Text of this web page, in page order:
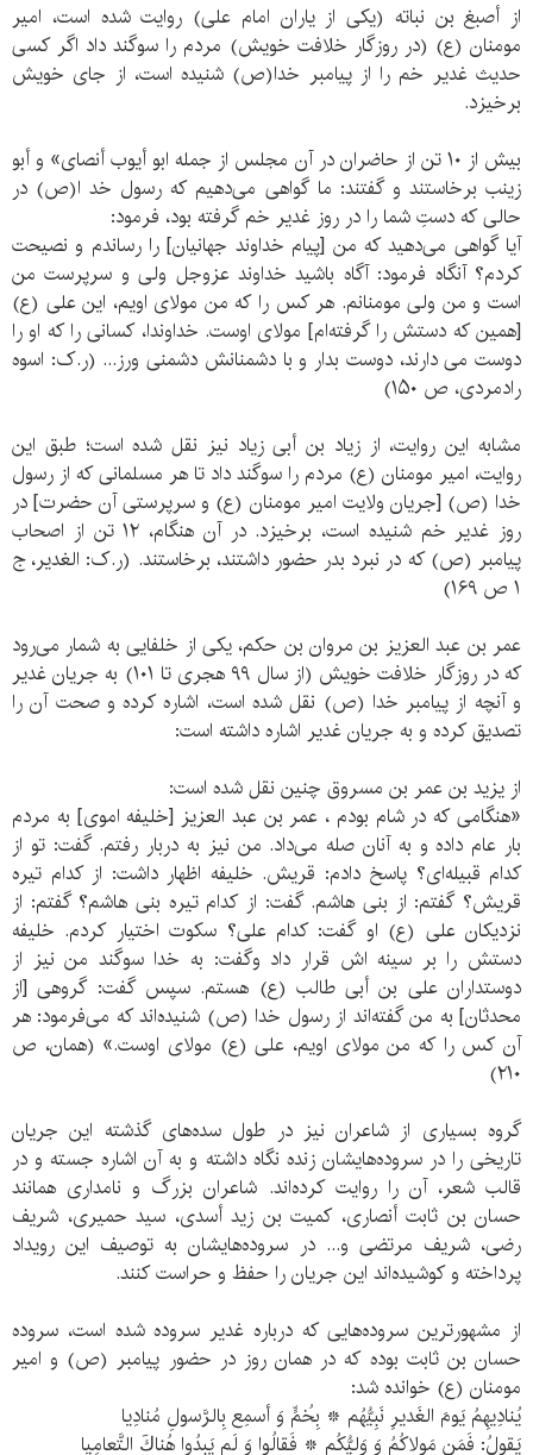
از أصبغ بن نباته (یکی از یاران امام علی) روایت شده است، امیر
مومنان (ع) (در روزگار خلافت خویش) مردم را سوگند داد اگر کسی
حدیث غدیر خم را از پیامبر خدا(ص) شنیده است، از جای خویش
برخیزد.
بیش از ۱۰ تن از حاضران در آن مجلس از جمله ابو أیوب أنصای» و أبو
زینب برخاستند و گفتند: ما گواهی می‌دهیم که رسول خد ا(ص) در
حالی که دستِ شما را در روز غدیر خم گرفته بود، فرمود:
آیا گواهی می‌دهید که من [پیام خداوند جهانیان] را رساندم و نصیحت
کردم؟ آنگاه فرمود: آگاه باشید خداوند عزوجل ولی و سرپرست من
است و من ولی مومنانم. هر کس را که من مولای اویم، این علی (ع)
[همین که دستش را گرفته‌ام] مولای اوست. خداوندا، کسانی را که او را
دوست می دارند، دوست بدار و با دشمنانش دشمنی ورز... (ر.ک: اسوه
رادمردی، ص ۱۵۰)
مشابه این روایت، از زیاد بن أبی زیاد نیز نقل شده است؛ طبق این
روایت، امیر مومنان (ع) مردم را سوگند داد تا هر مسلمانی که از رسول
خدا (ص) [جریان ولایت امیر مومنان (ع) و سرپرستی آن حضرت] در
روز غدیر خم شنیده است، برخیزد. در آن هنگام، ۱۲ تن از اصحاب
پیامبر (ص) که در نبرد بدر حضور داشتند، برخاستند. (ر.ک: الغدیر، ج
۱ ص ۱۶۹)
عمر بن عبد العزیز بن مروان بن حکم، یکی از خلفایی به شمار می‌رود
که در روزگار خلافت خویش (از سال ۹۹ هجری تا ۱۰۱) به جریان غدیر
و آنچه از پیامبر خدا (ص) نقل شده است، اشاره کرده و صحت آن را
تصدیق کرده و به جریان غدیر اشاره داشته است:
از یزید بن عمر بن مسروق چنین نقل شده است:
«هنگامی که در شام بودم ، عمر بن عبد العزیز [خلیفه اموی] به مردم
بار عام داده و به آنان صله می‌داد. من نیز به دربار رفتم. گفت: تو از
کدام قبیله‌ای؟ پاسخ دادم: قریش. خلیفه اظهار داشت: از کدام تیره
قریش؟ گفتم: از بنی هاشم. گفت: از کدام تیره بنی هاشم؟ گفتم: از
نزدیکان علی (ع) او گفت: کدام علی؟ سکوت اختیار کردم. خلیفه
دستش را بر سینه اش قرار داد وگفت: به خدا سوگند من نیز از
دوستداران علی بن أبی طالب (ع) هستم. سپس گفت: گروهی [از
محدثان] به من گفته‌اند از رسول خدا (ص) شنیده‌اند که می‌فرمود: هر
آن کس را که من مولای اویم، علی (ع) مولای اوست.» (همان، ص
۲۱۰)
گروه بسیاری از شاعران نیز در طول سده‌های گذشته این جریان
تاریخی را در سروده‌هایشان زنده نگاه داشته و به آن اشاره جسته و در
قالب شعر، آن را روایت کرده‌اند. شاعران بزرگ و نامداری همانند
حسان بن ثابت أنصاری، کمیت بن زید أسدی، سید حمیری، شریف
رضی، شریف مرتضی و... در سروده‌هایشان به توصیف این رویداد
پرداخته و کوشیده‌اند این جریان را حفظ و حراست کنند.
از مشهورترین سروده‌هایی که درباره غدیر سروده شده است، سروده
حسان بن ثابت بوده که در همان روز در حضور پیامبر (ص) و امیر
مومنان (ع) خوانده شد:
یُنادِیهِمُ یَومَ الغَدیرِ نَبِیُّهُم * بِخُمٍّ وَ أسمِع بِالرَّسولِ مُنادِیا
یَقولُ: فَمَن مَولاکُمُ وَ وَلیُّکُم * فَقالُوا وَ لَم یَبدُوا هُناﻙَ التَّعامِیا